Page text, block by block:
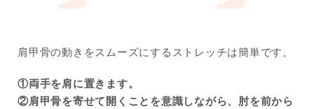
肩甲骨の動きをスムーズにするストレッチは簡単です。
①両手を肩に置きます。
②肩甲骨を寄せて開くことを意識しながら、肘を前から